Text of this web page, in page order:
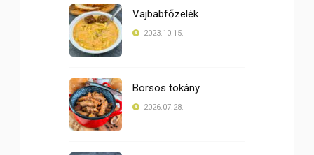
Vajbabfőzelék
2023.10.15.
Borsos tokány
2026.07.28.